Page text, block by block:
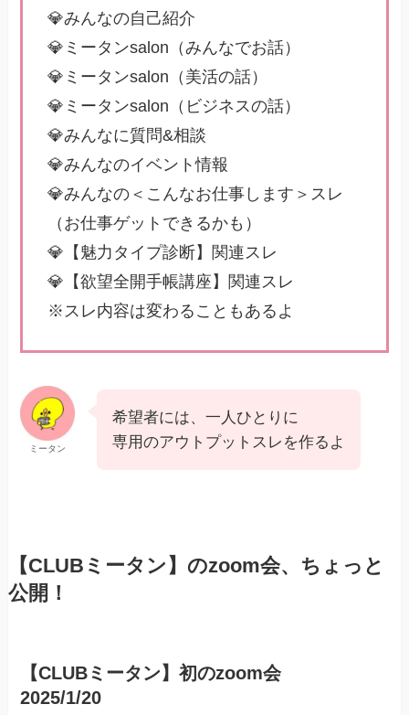
💎みんなの自己紹介
💎ミータンsalon（みんなでお話）
💎ミータンsalon（美活の話）
💎ミータンsalon（ビジネスの話）
💎みんなに質問&相談
💎みんなのイベント情報
💎みんなの＜こんなお仕事します＞スレ
（お仕事ゲットできるかも）
💎【魅力タイプ診断】関連スレ
💎【欲望全開手帳講座】関連スレ
※スレ内容は変わることもあるよ
ミータン
希望者には、一人ひとりに
専用のアウトプットスレを作るよ
【CLUBミータン】のzoom会、ちょっと
公開！
【CLUBミータン】初のzoom会
2025/1/20